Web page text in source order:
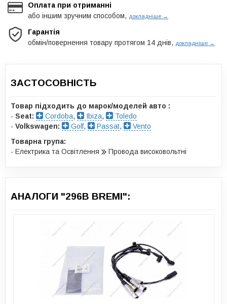
Оплата при отриманні
або іншим зручним способом, докладніше →
Гарантія
обмін/повернення товару протягом 14 днів, докладніше →
ЗАСТОСОВНІСТЬ
Товар підходить до марок/моделей авто :
- Seat: Cordoba, Ibiza,
Toledo
- Volkswagen: Golf, Passat,
Vento
Товарна група:
- Електрика та Освітлення
Провода високовольтні
АНАЛОГИ "296B BREMI":